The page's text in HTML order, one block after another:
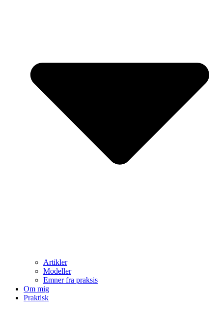
Artikler
Modeller
Emner fra praksis
Om mig
Praktisk